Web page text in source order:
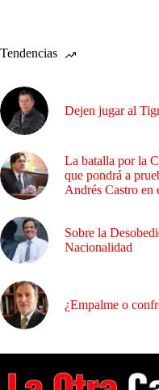
Tendencias
Dejen jugar al
La batalla por la
que pondrá a
Andrés Castro en
Sobre la
Nacionalidad
¿Empalme o